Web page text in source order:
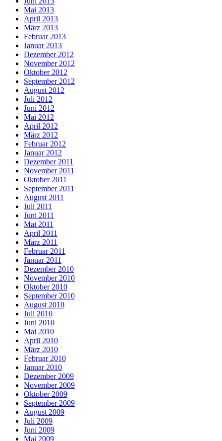
Mai 2013
April 2013
März 2013
Februar 2013
Januar 2013
Dezember 2012
November 2012
Oktober 2012
September 2012
August 2012
Juli 2012
Juni 2012
Mai 2012
April 2012
März 2012
Februar 2012
Januar 2012
Dezember 2011
November 2011
Oktober 2011
September 2011
August 2011
Juli 2011
Juni 2011
Mai 2011
April 2011
März 2011
Februar 2011
Januar 2011
Dezember 2010
November 2010
Oktober 2010
September 2010
August 2010
Juli 2010
Juni 2010
Mai 2010
April 2010
März 2010
Februar 2010
Januar 2010
Dezember 2009
November 2009
Oktober 2009
September 2009
August 2009
Juli 2009
Juni 2009
Mai 2009